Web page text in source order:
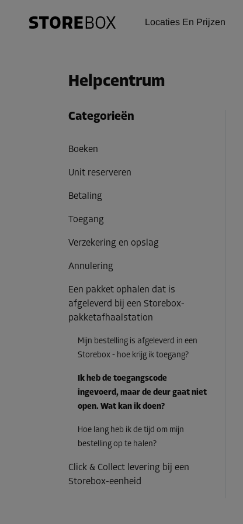
Locaties En Prijzen
Helpcentrum
Categorieën
Boeken
Unit reserveren
Betaling
Toegang
Verzekering en opslag
Annulering
Een pakket ophalen dat is
afgeleverd bij een Storebox-
pakketafhaalstation
Mijn bestelling is afgeleverd in een
Storebox - hoe krijg ik toegang?
Ik heb de toegangscode
ingevoerd, maar de deur gaat niet
open. Wat kan ik doen?
Hoe lang heb ik de tijd om mijn
bestelling op te halen?
Click & Collect levering bij een
Storebox-eenheid